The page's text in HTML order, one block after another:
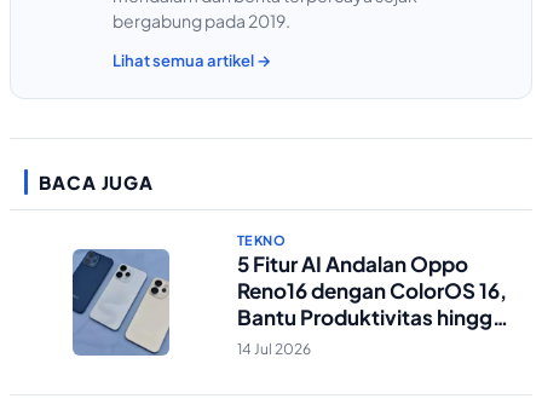
bergabung pada 2019.
Lihat semua artikel →
BACA JUGA
TEKNO
5 Fitur AI Andalan Oppo
Reno16 dengan ColorOS 16,
Bantu Produktivitas hingga
Edit Foto Lebih Praktis
14 Jul 2026